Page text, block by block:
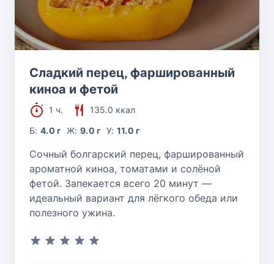
Сладкий перец, фаршированный
киноа и фетой
1 ч.
135.0 ккал
Б:4.0 г Ж: 9.0 г У: 11.0 г
Сочный болгарский перец, фаршированный
ароматной киноа, томатами и солёной
фетой. Запекается всего 20 минут —
идеальный вариант для лёгкого обеда или
полезного ужина.